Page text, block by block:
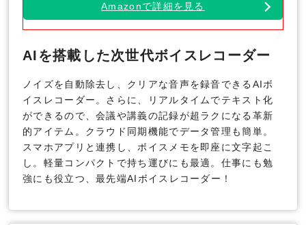
Amazonで詳細を見る
AIを搭載した次世代ボイスレコーダー
ノイズを自動除去し、クリアな音声を録音できるAIボ
イスレコーダー。さらに、リアルタイムでテキスト化
ができるので、会議や講義の記録が超ラクになる革新
的アイテム。クラウド同期機能でデータ管理も簡単。
スマホアプリと連携し、ボイスメモを即座に文字起こ
し。軽量コンパクトで持ち運びにも最適。仕事にも勉
強にも役立つ、最先端AIボイスレコーダー！